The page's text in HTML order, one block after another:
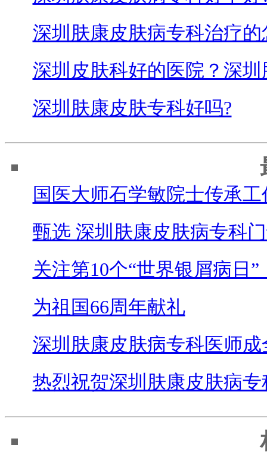
深圳肤康皮肤病专科治疗的
深圳皮肤科好的医院？深圳
深圳肤康皮肤专科好吗?
国医大师石学敏院士传承
甄选 深圳肤康皮肤病专科
关注第10个“世界银屑病日”
为祖国66周年献礼
深圳肤康皮肤病专科医师成
热烈祝贺深圳肤康皮肤病专